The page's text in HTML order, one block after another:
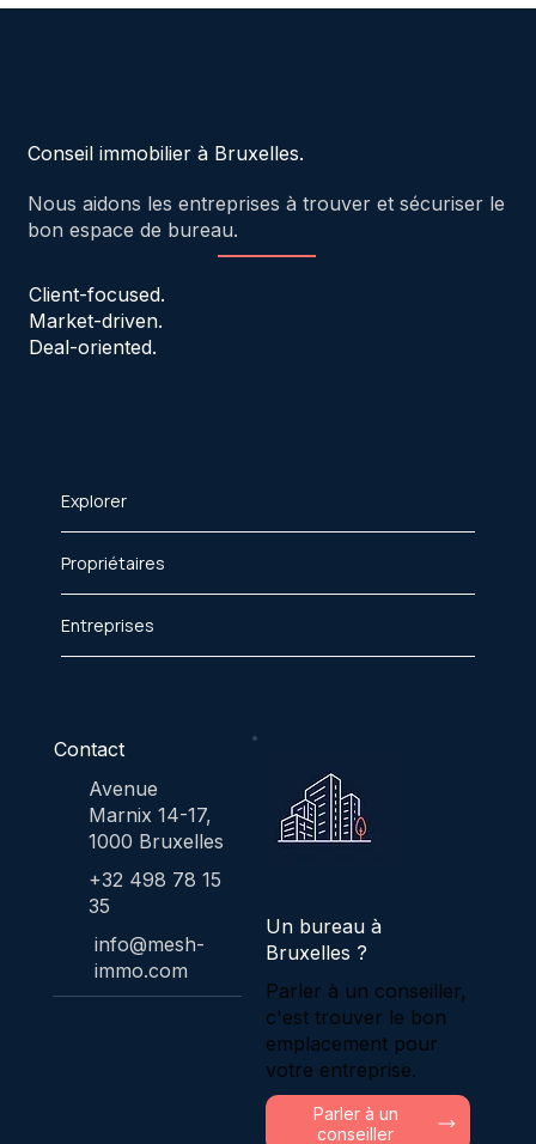
Conseil immobilier à Bruxelles.
Nous aidons les entreprises à trouver et sécuriser le
bon espace de bureau.
Client-focused.
Market-driven.
Deal-oriented.
Explorer
Propriétaires
Entreprises
Contact
Avenue
Marnix 14-17,
1000 Bruxelles
+32 498 78 15
35
info@mesh-
immo.com
Un bureau à
Bruxelles ?
Parler à un conseiller,
c'est trouver le bon
emplacement pour
votre entreprise.
Parler à un
conseiller